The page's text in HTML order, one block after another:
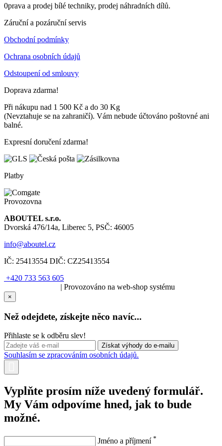
0prava a prodej bílé techniky, prodej náhradních dílů.
Záruční a pozáruční servis
Obchodní podmínky
Ochrana osobních údajů
Odstoupení od smlouvy
Doprava zdarma!
Při nákupu nad 1 500 Kč a do 30 Kg
(Nevztahuje se na zahraničí). Vám nebude účtováno poštovné ani
balné.
Expresní doručení zdarma!
Platby
Provozovna
ABOUTEL s.r.o.
Dvorská 476/14a, Liberec 5, PSČ: 46005
info@aboutel.cz
IČ: 25413554 DIČ: CZ25413554
+420 733 563 605
| Provozováno na web-shop systému
×
Než odejdete, získejte něco navíc...
Přihlaste se k odběru slev!
Souhlasím se zpracováním osobních údajů.
Vyplňte prosím níže uvedený formulář.
My Vám odpovíme hned, jak to bude
možné.
Jméno a příjmení *